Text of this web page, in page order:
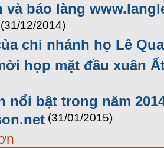
và báo làng
(31/12/2014)
chi nhánh họ Lê
họp mặt đầu xuân
nổi bật trong năm
(31/01/2015)